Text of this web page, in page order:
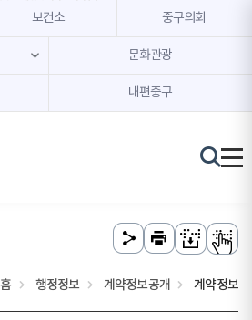
본문 내용 바로가기
주메뉴 바로가기
보건소 중구의회
문화관광
내편중구
홈 행정정보 계약정보공개 계약정보